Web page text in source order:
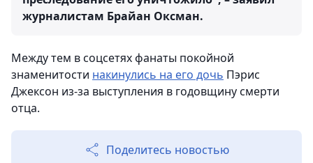
журналистам Брайан Оксман.
Между тем в соцсетях фанаты покойной
знаменитости накинулись на его дочь Пэрис
Джексон из-за выступления в годовщину смерти
отца.
Поделитесь новостью